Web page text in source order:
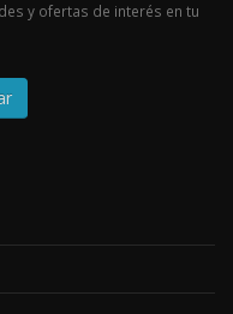
y ofertas de interés en tu